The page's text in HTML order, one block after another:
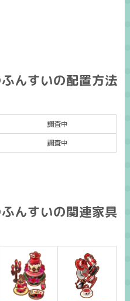
んすいの配置方法
調査中
調査中
んすいの関連家具